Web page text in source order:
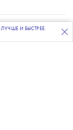
РАССЫЛКУ
И БЫСТРЕЕ.